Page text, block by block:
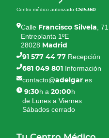
Centro médico autorizadoCS15360
Calle Francisco Silvela, 71
Entreplanta 1ºE
28028 Madrid
91 577 44 77 Recepción
681 049 801 Información
contacto@adelgar.es
9:30h a20:00h
de Lunes a Viernes
Sábados cerrado